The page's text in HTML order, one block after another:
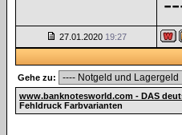
27.01.2020 19:27
Gehe zu:
www.banknotesworld.com - DAS
Fehldruck Farbvarianten